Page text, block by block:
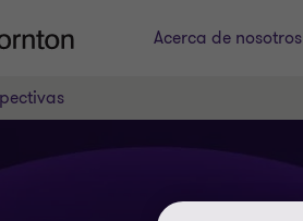
Acerca de nosotros